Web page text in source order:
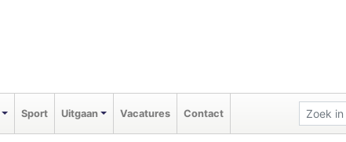
Sport Uitgaan Vacatures Contact